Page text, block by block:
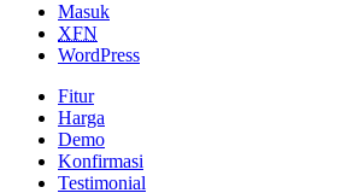
Masuk
XFN
WordPress
Fitur
Harga
Demo
Konfirmasi
Testimonial